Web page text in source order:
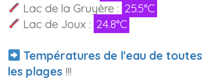
Lac de la Gruyère : 25.5°C
Lac de Joux : 24.8°C
Températures de l'eau de toutes
les plages !!!